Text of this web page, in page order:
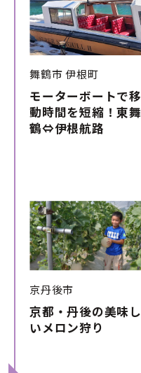
舞鶴市伊根町
モーターボートで移
動時間を短縮！東舞
鶴⇔伊根航路
京丹後市
京都・丹後の美味し
いメロン狩り